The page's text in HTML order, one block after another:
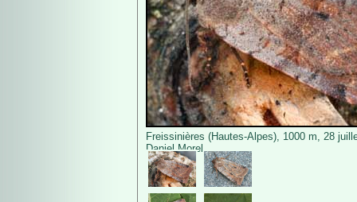
Freissinières (Hautes-Alpes), 1000 m, 28
Daniel Morel.